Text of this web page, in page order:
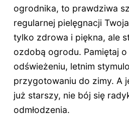
ogrodnika, to prawdziwa
regularnej pielęgnacji
tylko zdrowa i piękna, ale
ozdobą ogrodu. Pamiętaj
odświeżeniu, letnim
przygotowaniu do zimy. A
już starszy, nie bój się
odmłodzenia.